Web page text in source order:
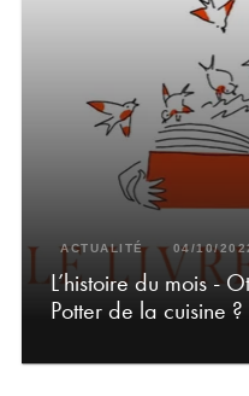
ACTUALITÉ 04/10/
L’histoire du mois -
Potter de la cuisine ?